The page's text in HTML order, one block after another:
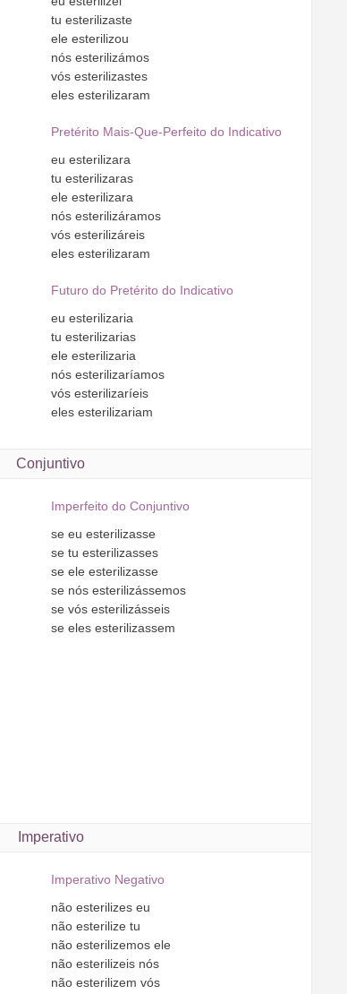
tu esterilizaste
ele esterilizou
nósesterilizámos
vósesterilizastes
elesesterilizaram
Pretérito Mais-Que-Perfeito do Indicativo
eu esterilizara
tu esterilizaras
ele esterilizara
nósesterilizáramos
vósesterilizáreis
elesesterilizaram
Futuro do Pretérito do Indicativo
eu esterilizaria
tu esterilizarias
ele esterilizaria
nósesterilizaríamos
vósesterilizaríeis
elesesterilizariam
Conjuntivo
Imperfeito do Conjuntivo
se eu esterilizasse
se tu esterilizasses
se ele esterilizasse
se nósesterilizássemos
se vósesterilizásseis
se elesesterilizassem
Imperativo
Imperativo Negativo
nãoesterilizes eu
nãoesterilize tu
nãoesterilizemos ele
nãoesterilizeis nós
nãoesterilizem vós